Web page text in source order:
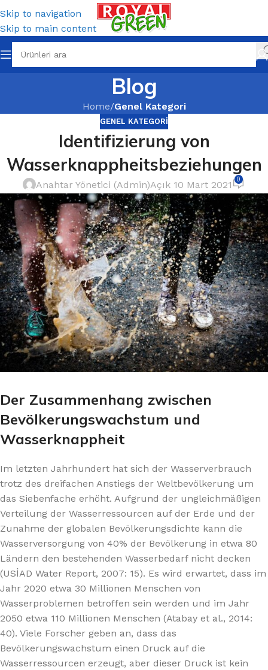
Skip to navigation
Skip to main content
Blog
Home/Genel Kategori
GENEL KATEGORI
Identifizierung von
Wasserknappheitsbeziehungen
Anahtar Yönetici (Admin)Açık 10 Mart 2021 0
Der Zusammenhang zwischen
Bevölkerungswachstum und
Wasserknappheit
Im letzten Jahrhundert hat sich der Wasserverbrauch
trotz des dreifachen Anstiegs der Weltbevölkerung um
das Siebenfache erhöht. Aufgrund der ungleichmäßigen
Verteilung der Wasserressourcen auf der Erde und der
Zunahme der globalen Bevölkerungsdichte kann die
Wasserversorgung von 40% der Bevölkerung in etwa 80
Ländern den bestehenden Wasserbedarf nicht decken
(USİAD Water Report, 2007: 15). Es wird erwartet, dass im
Jahr 2020 etwa 30 Millionen Menschen von
Wasserproblemen betroffen sein werden und im Jahr
2050 etwa 110 Millionen Menschen (Atabay et al., 2014:
40). Viele Forscher geben an, dass das
Bevölkerungswachstum einen Druck auf die
Wasserressourcen erzeugt, aber dieser Druck ist kein